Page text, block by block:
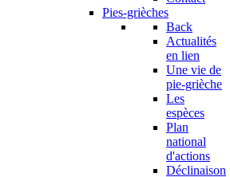
Pies-grièches
Back
Actualités
en lien
Une vie de
pie-grièche
Les
espèces
Plan
national
d'actions
Déclinaison